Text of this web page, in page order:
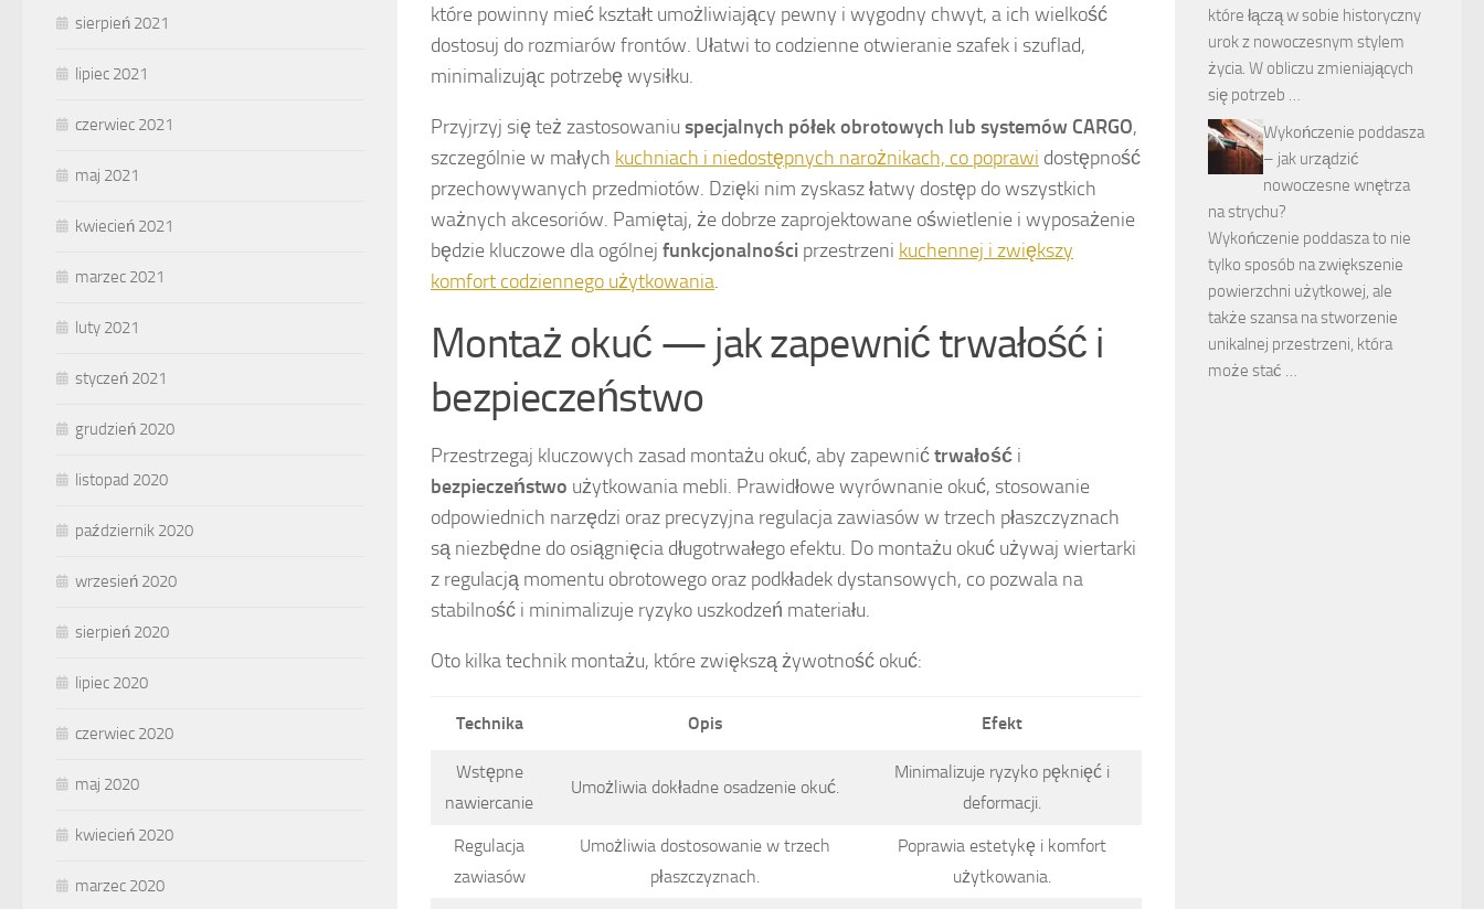
które powinny mieć kształt umożliwiający pewny i wygodny chwyt, a ich wielkość
dostosuj do rozmiarów frontów. Ułatwi to codzienne otwieranie szafek i szuflad,
minimalizując potrzebę wysiłku.
Przyjrzyj się też zastosowaniu specjalnych półek obrotowych lub systemów CARGO,
szczególnie w małych kuchniach i niedostępnych narożnikach, co poprawi dostępność
przechowywanych przedmiotów. Dzięki nim zyskasz łatwy dostęp do wszystkich
ważnych akcesoriów. Pamiętaj, że dobrze zaprojektowane oświetlenie i wyposażenie
będzie kluczowe dla ogólnej funkcjonalności przestrzeni kuchennej i zwiększy
komfort codziennego użytkowania.
Montaż okuć — jak zapewnić trwałość i
bezpieczeństwo
Przestrzegaj kluczowych zasad montażu okuć, aby zapewnićtrwałość i
bezpieczeństwo użytkowania mebli. Prawidłowe wyrównanie okuć, stosowanie
odpowiednich narzędzi oraz precyzyjna regulacja zawiasów w trzech płaszczyznach
są niezbędne do osiągnięcia długotrwałego efektu. Do montażu okuć używaj wiertarki
z regulacją momentu obrotowego oraz podkładek dystansowych, co pozwala na
stabilność i minimalizuje ryzyko uszkodzeń materiału.
Oto kilka technik montażu, które zwiększą żywotność okuć:
Technika Opis Efekt
Wstępne
nawiercanie
Umożliwia dokładne osadzenie okuć.
Minimalizuje ryzyko pęknięć i
deformacji.
Regulacja
zawiasów
Umożliwia dostosowanie w trzech
płaszczyznach.
Poprawia estetykę i komfort
użytkowania.
sierpień 2021
lipiec 2021
czerwiec 2021
maj 2021
kwiecień 2021
marzec 2021
luty 2021
styczeń 2021
grudzień 2020
listopad 2020
październik 2020
wrzesień 2020
sierpień 2020
lipiec 2020
czerwiec 2020
maj 2020
kwiecień 2020
marzec 2020
które łączą w sobie historyczny
urok z nowoczesnym stylem
życia. W obliczu zmieniających
się potrzeb …
Wykończenie poddasza
– jak urządzić
nowoczesne wnętrza
na strychu?
Wykończenie poddasza to nie
tylko sposób na zwiększenie
powierzchni użytkowej, ale
także szansa na stworzenie
unikalnej przestrzeni, która
może stać …